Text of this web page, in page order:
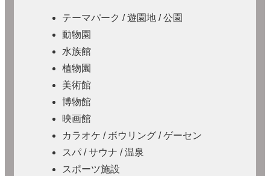
テーマパーク / 遊園地 / 公園
動物園
水族館
植物園
美術館
博物館
映画館
カラオケ / ボウリング / ゲーセン
スパ / サウナ / 温泉
スポーツ施設